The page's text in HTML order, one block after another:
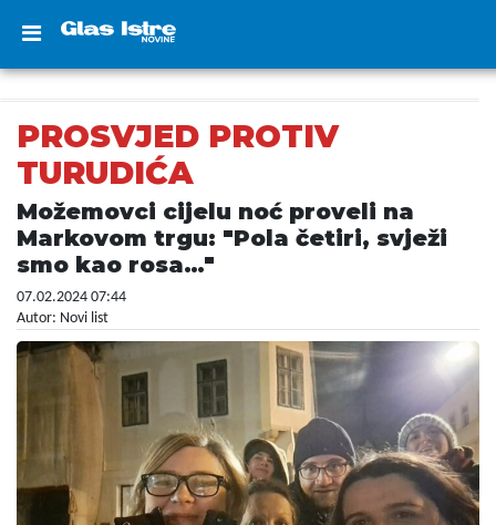
PROSVJED PROTIV
TURUDIĆA
Možemovci cijelu noć proveli na
Markovom trgu: "Pola četiri, svježi
smo kao rosa…"
07.02.2024 07:44
Autor: Novi list